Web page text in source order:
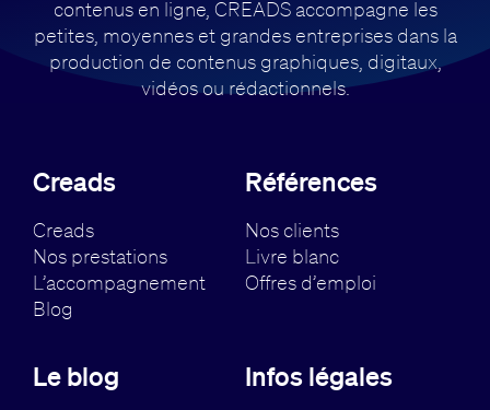
contenus en ligne, CREADS accompagne les
petites, moyennes et grandes entreprises dans la
production de contenus graphiques, digitaux,
vidéos ou rédactionnels.
Creads
Creads
Nos prestations
L’accompagnement
Blog
Références
Nos clients
Livre blanc
Offres d’emploi
Le blog Infos légales